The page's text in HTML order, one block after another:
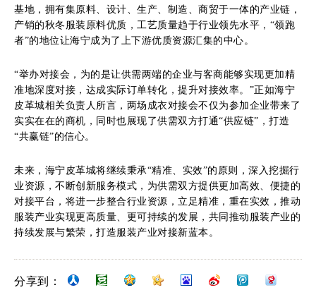
基地，拥有集原料、设计、生产、制造、商贸于一体的产业链，
产销的秋冬服装原料优质，工艺质量趋于行业领先水平，“领跑
者”的地位让海宁成为了上下游优质资源汇集的中心。
“举办对接会，为的是让供需两端的企业与客商能够实现更加精
准地深度对接，达成实际订单转化，提升对接效率。”正如海宁
皮革城相关负责人所言，两场成衣对接会不仅为参加企业带来了
实实在在的商机，同时也展现了供需双方打通“供应链”，打造
“共赢链”的信心。
未来，海宁皮革城将继续秉承“精准、实效”的原则，深入挖掘行
业资源，不断创新服务模式，为供需双方提供更加高效、便捷的
对接平台，将进一步整合行业资源，立足精准，重在实效，推动
服装产业实现更高质量、更可持续的发展，共同推动服装产业的
持续发展与繁荣，打造服装产业对接新蓝本。
分享到：